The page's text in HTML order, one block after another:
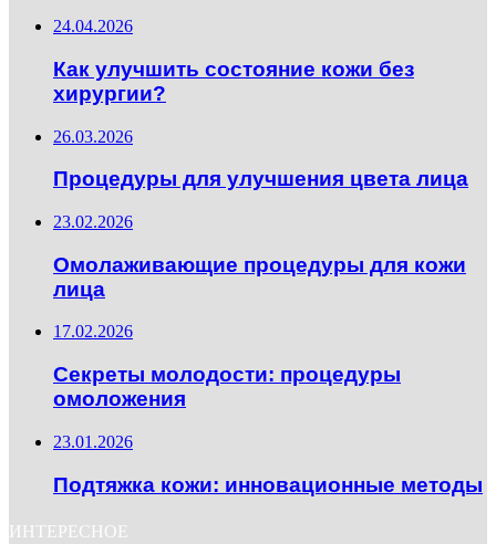
24.04.2026
Как улучшить состояние кожи без
хирургии?
26.03.2026
Процедуры для улучшения цвета лица
23.02.2026
Омолаживающие процедуры для кожи
лица
17.02.2026
Секреты молодости: процедуры
омоложения
23.01.2026
Подтяжка кожи: инновационные методы
ИНТЕРЕСНОЕ